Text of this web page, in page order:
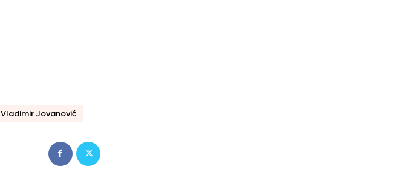
Vladimir Jovanović